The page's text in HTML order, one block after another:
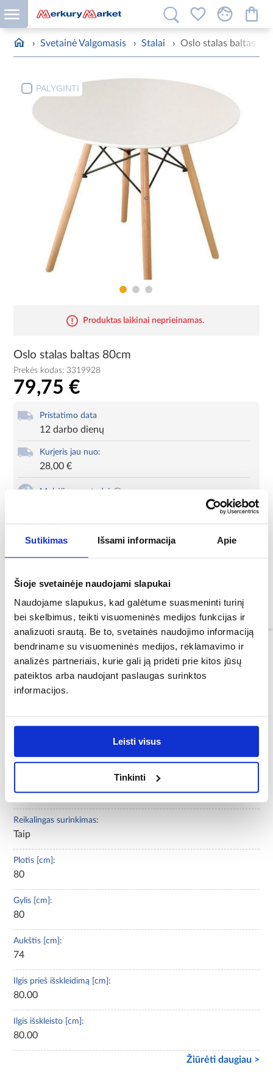
Sutikimas Išsami informacija Apie
Šioje svetainėje naudojami slapukai
Naudojame slapukus, kad galėtume suasmeninti turinį
bei skelbimus, teikti visuomeninės medijos funkcijas ir
analizuoti srautą. Be to, svetainės naudojimo informaciją
bendriname su visuomeninės medijos, reklamavimo ir
analizės partneriais, kurie gali ją pridėti prie kitos jūsų
pateiktos arba naudojant paslaugas surinktos
informacijos.
Leisti visus
Tinkinti
› Svetainė Valgomasis › Stalai › Oslo stalas baltas
PALYGINTI
Produktas laikinai neprieinamas.
Oslo stalas baltas 80cm
Prekės kodas: 3319928
79,75 €
Pristatimo data
12 darbo dienų
Kurjeris jau nuo:
28,00 €
Mokėjimo metodai
Informacija
Kolekcija:
Oslo
9,9
matinis
Reikalingas surinkimas:
Taip
Plotis [cm]:
80
Gylis [cm]:
80
Aukštis [cm]:
74
Ilgis prieš išskleidimą [cm]:
80.00
Ilgis išskleisto [cm]:
80.00
Žiūrėti daugiau >